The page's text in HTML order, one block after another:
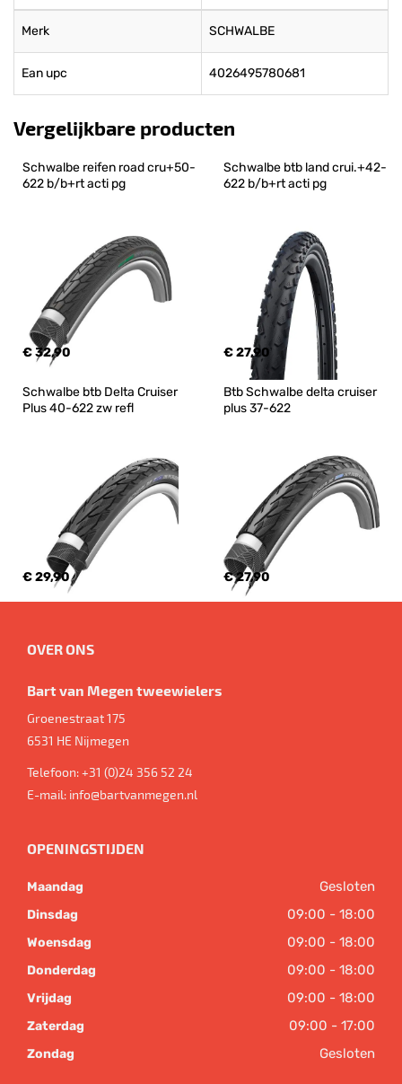
Merk SCHWALBE
Ean upc 4026495780681
Vergelijkbare producten
Schwalbe reifen road cru+50-
622 b/b+rt acti pg
€ 32,90
Schwalbe btb land crui.+42-
622 b/b+rt acti pg
€ 27,90
Schwalbe btb Delta Cruiser
Plus 40-622 zw refl
€ 29,90
Btb Schwalbe delta cruiser
plus 37-622
€ 27,90
OVER ONS
Bart van Megen tweewielers
Groenestraat 175
6531 HE Nijmegen
Telefoon:+31 (0)24 356 52 24
E-mail: info@bartvanmegen.nl
OPENINGSTIJDEN
Maandag Gesloten
Dinsdag 09:00 - 18:00
Woensdag 09:00 - 18:00
Donderdag 09:00 - 18:00
Vrijdag 09:00 - 18:00
Zaterdag 09:00 - 17:00
Zondag Gesloten